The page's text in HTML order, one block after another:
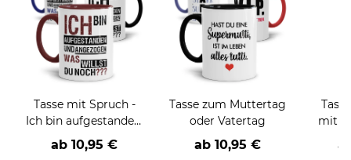
Tasse mit Spruch -
Ich bin aufgestanden,
was willst du noch?
ab 10,95 €
Tasse zum Muttertag
oder Vatertag
ab 10,95 €
mit